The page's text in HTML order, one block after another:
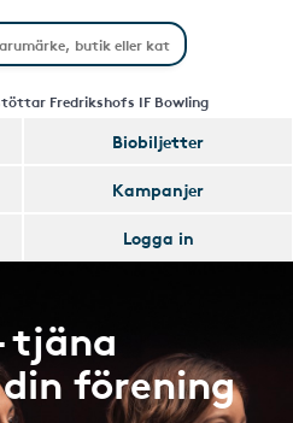
Fredrikshofs IF Bowling
Biobiljetter
Kampanjer
Logga in
tjäna
förening